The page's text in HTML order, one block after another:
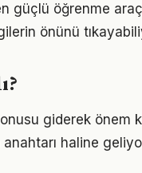
güçlü öğrenme
önünü
giderek önem
haline